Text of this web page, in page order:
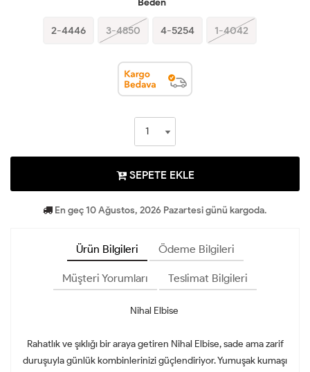
Beden
2-4446 3-4850 4-5254 1-4042
SEPETE EKLE
En geç 10 Ağustos, 2026 Pazartesi günü kargoda.
Ürün Bilgileri Ödeme Bilgileri
Müşteri Yorumları Teslimat Bilgileri
Nihal Elbise
Rahatlık ve şıklığı bir araya getiren Nihal Elbise, sade ama zarif
duruşuyla günlük kombinlerinizi güçlendiriyor. Yumuşak kumaşı